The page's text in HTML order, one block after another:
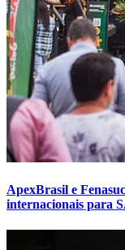
ApexBrasil e
internacionais para